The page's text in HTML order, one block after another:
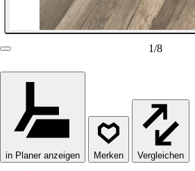
1/8
in Planer anzeigen Vergleichen